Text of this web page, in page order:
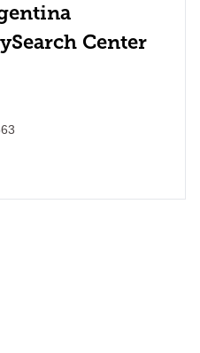
Center